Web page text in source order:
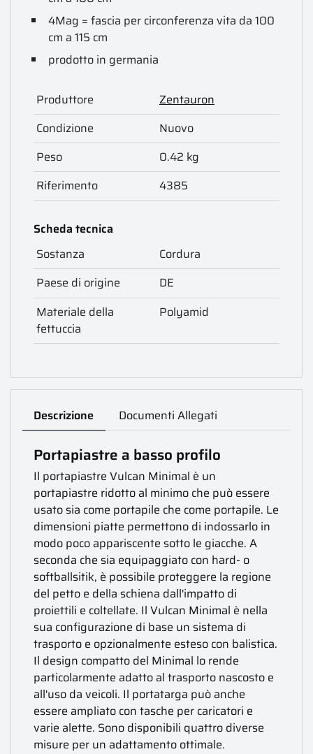
4Mag = fascia per circonferenza vita da 100
cm a 115 cm
prodotto in germania
Produttore
Zentauron
Condizione
Nuovo
Peso
0.42 kg
Riferimento
4385
Scheda tecnica
Sostanza
Cordura
Paese di origine
DE
Materiale della
fettuccia
Polyamid
Descrizione Documenti Allegati
Portapiastre a basso profilo
Il portapiastre Vulcan Minimal è un
portapiastre ridotto al minimo che può essere
usato sia come portapile che come portapile. Le
dimensioni piatte permettono di indossarlo in
modo poco appariscente sotto le giacche. A
seconda che sia equipaggiato con hard- o
softballsitik, è possibile proteggere la regione
del petto e della schiena dall'impatto di
proiettili e coltellate. Il Vulcan Minimal è nella
sua configurazione di base un sistema di
trasporto e opzionalmente esteso con balistica.
Il design compatto del Minimal lo rende
particolarmente adatto al trasporto nascosto e
all'uso da veicoli. Il portatarga può anche
essere ampliato con tasche per caricatori e
varie alette. Sono disponibili quattro diverse
misure per un adattamento ottimale.